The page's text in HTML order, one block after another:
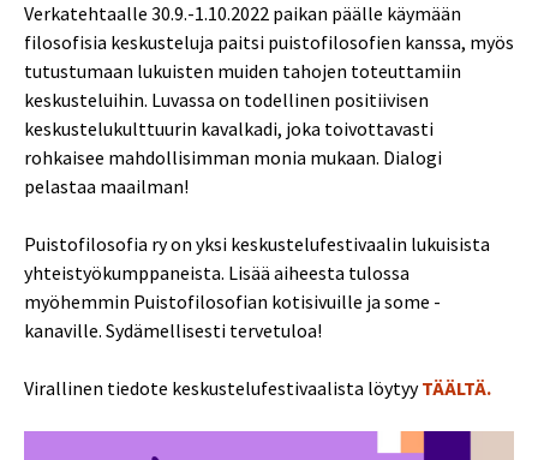
Verkatehtaalle 30.9.-1.10.2022 paikan päälle käymään
filosofisia keskusteluja paitsi puistofilosofien kanssa, myös
tutustumaan lukuisten muiden tahojen toteuttamiin
keskusteluihin. Luvassa on todellinen positiivisen
keskustelukulttuurin kavalkadi, joka toivottavasti
rohkaisee mahdollisimman monia mukaan. Dialogi
pelastaa maailman!
Puistofilosofia ry on yksi keskustelufestivaalin lukuisista
yhteistyökumppaneista. Lisää aiheesta tulossa
myöhemmin Puistofilosofian kotisivuille ja some -
kanaville. Sydämellisesti tervetuloa!
Virallinen tiedote keskustelufestivaalista löytyyTÄÄLTÄ.